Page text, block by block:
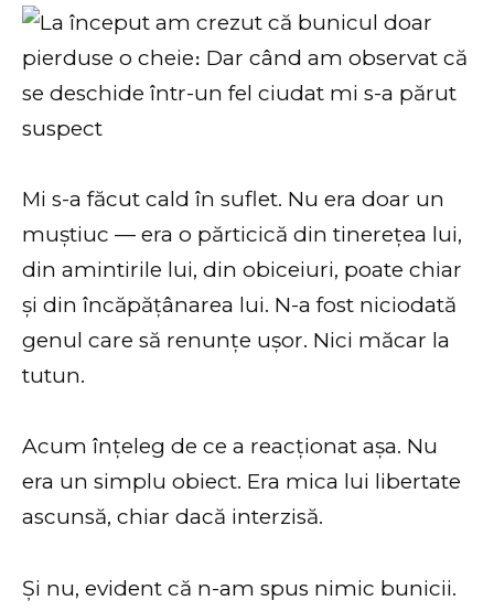
Mi s-a făcut cald în suflet. Nu era doar un
muștiuc — era o părticică din tinerețea lui,
din amintirile lui, din obiceiuri, poate chiar
și din încăpățânarea lui. N-a fost niciodată
genul care să renunțe ușor. Nici măcar la
tutun.
Acum înțeleg de ce a reacționat așa. Nu
era un simplu obiect. Era mica lui libertate
ascunsă, chiar dacă interzisă.
Și nu, evident că n-am spus nimic bunicii.